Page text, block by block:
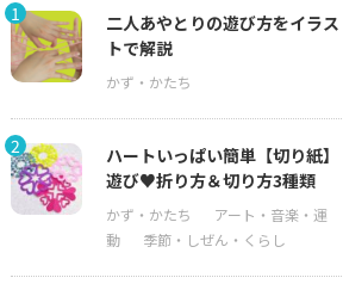
1
二人あやとりの遊び方をイラス
トで解説
2
ハートいっぱい簡単【切り紙】
遊び♥折り方＆切り方3種類